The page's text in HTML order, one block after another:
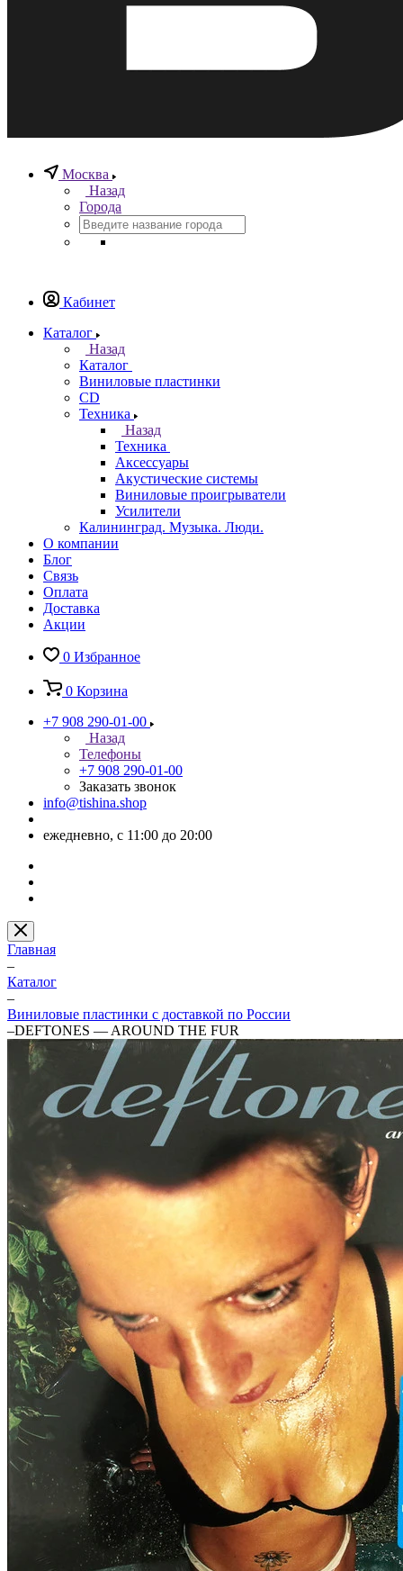
Москва
Назад
Города
Кабинет
Каталог
Назад
Каталог
Виниловые пластинки
CD
Техника
Назад
Техника
Аксессуары
Акустические системы
Виниловые проигрыватели
Усилители
Калининград. Музыка. Люди.
О компании
Блог
Связь
Оплата
Доставка
Акции
0 Избранное
0 Корзина
+7 908 290-01-00
Назад
Телефоны
+7 908 290-01-00
Заказать звонок
info@tishina.shop
ежедневно, с 11:00 до 20:00
Главная
–
Каталог
–
Виниловые пластинки с доставкой по России
–DEFTONES — AROUND THE FUR